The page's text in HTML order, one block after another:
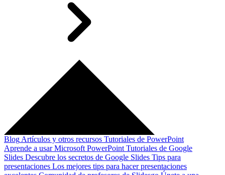
Blog Artículos y otros recursos Tutoriales de PowerPoint
Aprende a usar Microsoft PowerPoint Tutoriales de Google
Slides Descubre los secretos de Google Slides Tips para
presentaciones Los mejores tips para hacer presentaciones